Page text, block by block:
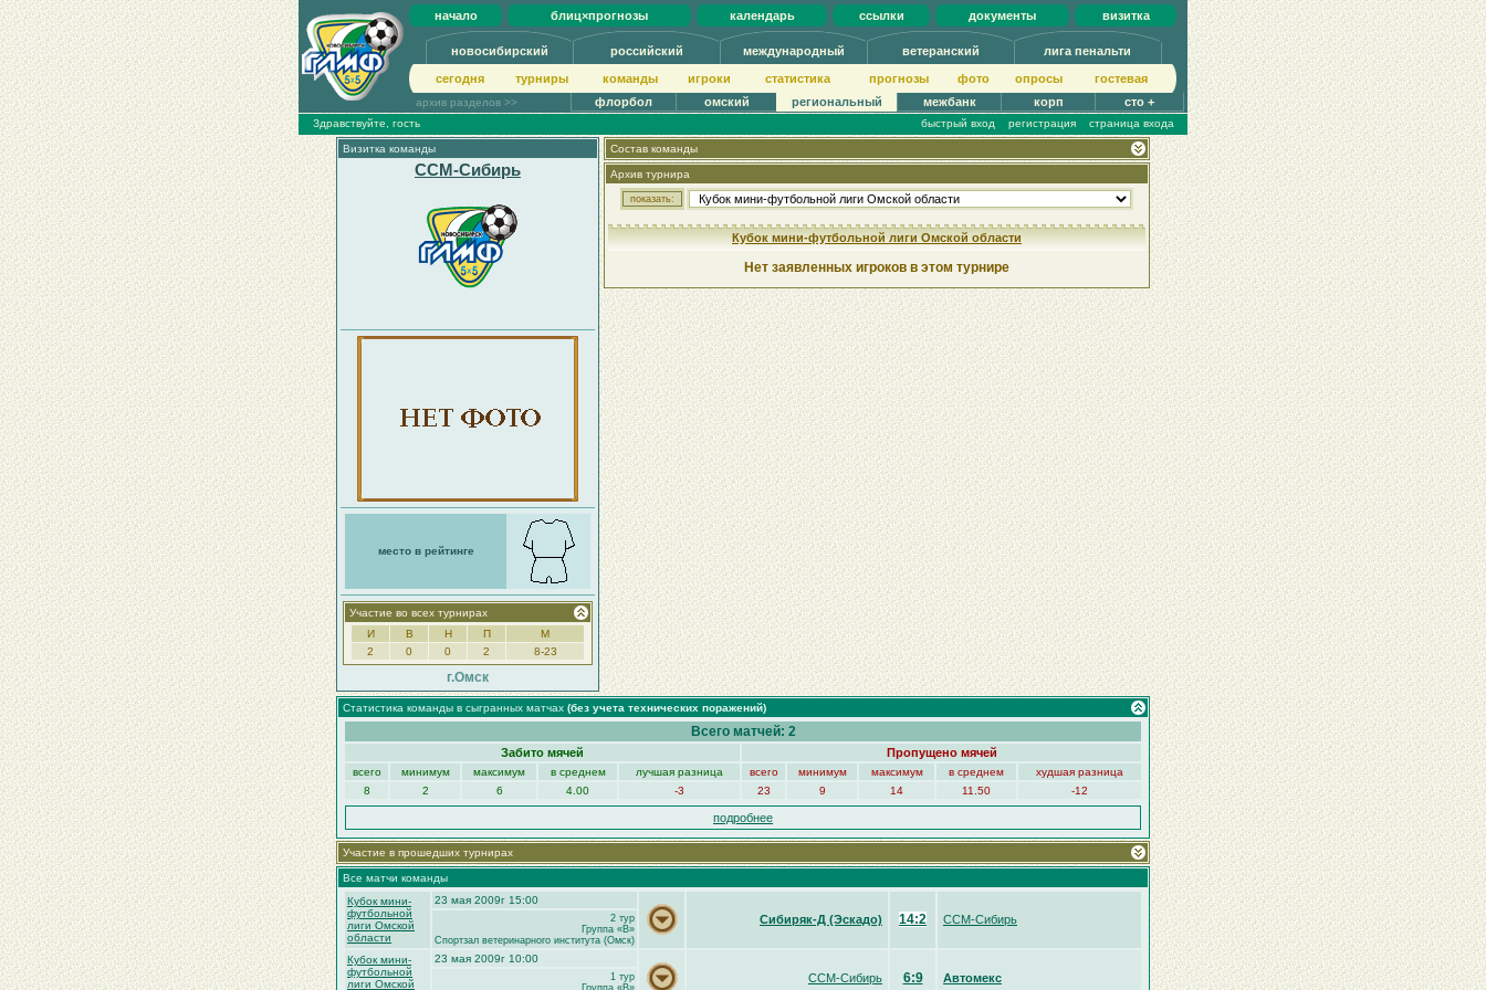
начало блиц×прогнозы календарь ссылки документы визитка
новосибирский российский международный ветеранский лига пенальти
сегодня турниры команды игроки статистика прогнозы фото опросы гoстeвая
архив разделов >> флорбол омский региональный межбанк корп сто +
Здравствуйте, гость быстрый вход регистрация страница входа
Визитка команды
ССМ-Сибирь
место в рейтинге
Участие во всех турнирах
И
В Н П
М
2
0 0 2 8-23
г.Омск
Состав команды
Архив турнира
Кубок мини-футбольной лиги Омской области
Нет заявленных игроков в этом турнире
Статистика команды в сыгранных матчах (без учета технических поражений)
Всего матчей: 2
Забито мячей Пропущено мячей
всего минимум максимум в среднем лучшая разница всего минимум максимум в среднем
худшая разница
8
2 6 4.00 -3 23 9 14 11.50 -12
подробнее
Участие в прошедших турнирах
Все матчи команды
Кубок мини-
футбольной
лиги Омской
области
23 мая 2009г 15:00
Сибиряк-Д (Эскадо) 14:2 ССМ-Сибирь
2 тур
Группа «B»
Спортзал ветеринарного института (Омск)
Кубок мини-
футбольной
лиги Омской
23 мая 2009г 10:00
ССМ-Сибирь 6:9 Автомекс
1 тур
Группа «B»